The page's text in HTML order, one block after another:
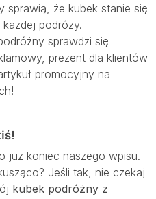
sprawią, że kubek stanie się
podróży.
sprawdzi się
prezent dla klientów
promocyjny na
już koniec naszego wpisu.
Jeśli tak, nie czekaj
kubek podróżny z